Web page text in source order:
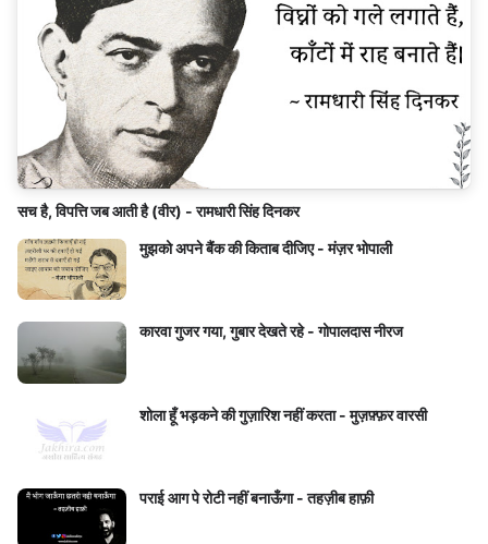
सच है, विपत्ति जब आती है (वीर) - रामधारी सिंह दिनकर
मुझको अपने बैंक की किताब दीजिए - मंज़र भोपाली
कारवा गुजर गया, गुबार देखते रहे - गोपालदास नीरज
शोला हूँ भड़कने की गुज़ारिश नहीं करता - मुज़फ़्फ़र वारसी
पराई आग पे रोटी नहीं बनाऊँगा - तहज़ीब हाफ़ी